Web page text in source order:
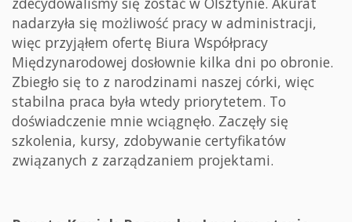
nadarzyła się możliwość pracy w administracji,
więc przyjąłem ofertę Biura Współpracy
Międzynarodowej dosłownie kilka dni po obronie.
Zbiegło się to z narodzinami naszej córki, więc
stabilna praca była wtedy priorytetem. To
doświadczenie mnie wciągnęło. Zaczęły się
szkolenia, kursy, zdobywanie certyfikatów
związanych z zarządzaniem projektami.